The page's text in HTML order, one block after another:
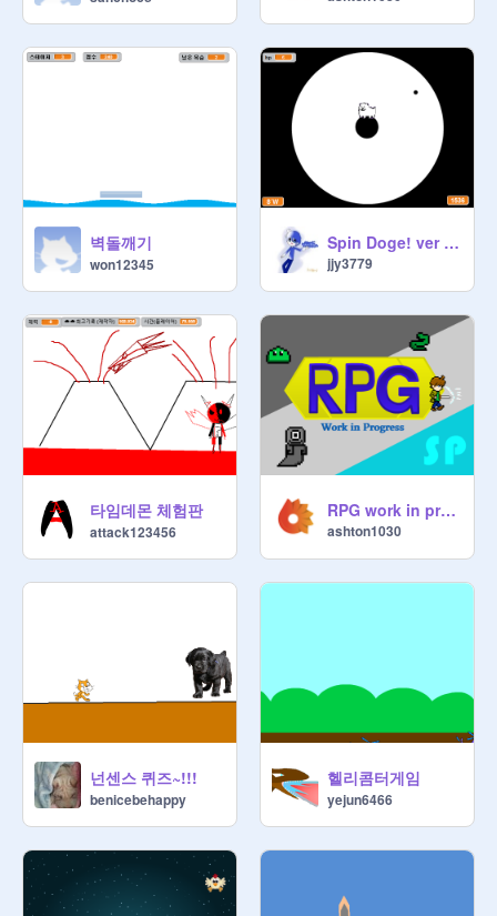
벽돌깨기
won12345
Spin Doge! ver 0.53(Remove Lag)
jjy3779
타임데몬 체험판
attack123456
RPG work in progess
ashton1030
넌센스 퀴즈~!!!
benicebehappy
헬리콤터게임
yejun6466